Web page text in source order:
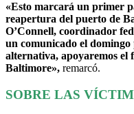
«Esto marcará un primer
reapertura del puerto de
O’Connell, coordinador
un comunicado el
alternativa, apoyaremos
Baltimore», remarcó.
SOBRE LAS